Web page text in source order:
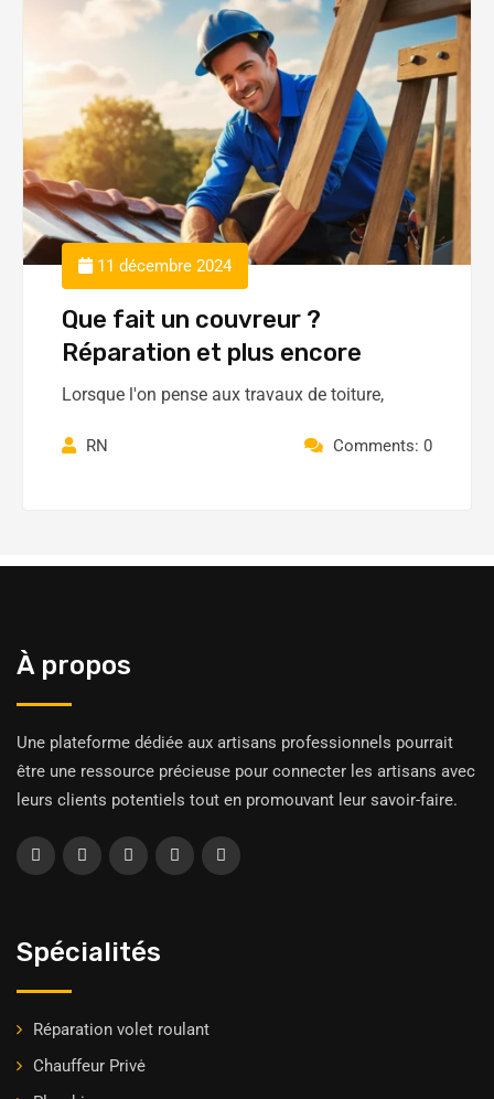
11 décembre 2024
Que fait un couvreur ?
Réparation et plus encore
Lorsque l'on pense aux travaux de toiture,
RN Comments: 0
À propos
Une plateforme dédiée aux artisans professionnels pourrait
être une ressource précieuse pour connecter les artisans avec
leurs clients potentiels tout en promouvant leur savoir-faire.
Spécialités
Réparation volet roulant
Chauffeur Privė